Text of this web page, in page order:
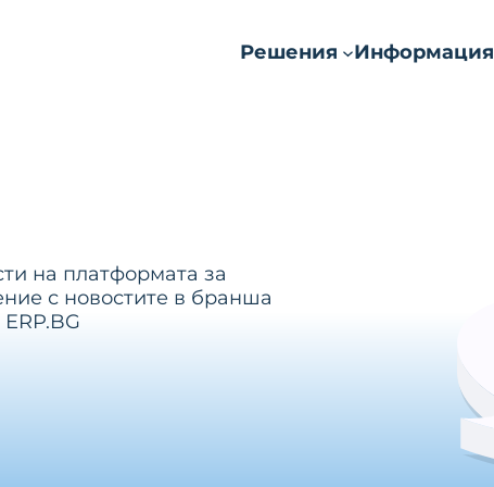
Решения Информация
на платформата за
с новостите в бранша